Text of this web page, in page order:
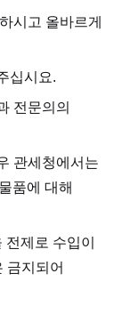
시고 올바르게
십시요.
전문의의
관세청에서는
품에 대해
제로 수입이
금지되어